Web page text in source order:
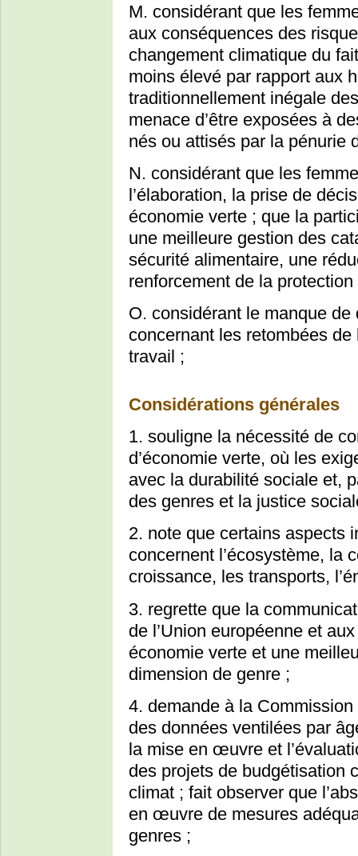
M. considérant que les
aux conséquences des
changement climatique du
moins élevé par rapport aux
traditionnellement inégale
menace d’être exposées à
nés ou attisés par la pénurie
N. considérant que les
l’élaboration, la prise de
économie verte ; que la
une meilleure gestion des
sécurité alimentaire, une
renforcement de la
O. considérant le manque
concernant les retombées
travail ;
Considérations générales
1. souligne la nécessité de
d’économie verte, où les
avec la durabilité sociale et,
des genres et la justice
2. note que certains aspects
concernent l’écosystème, la
croissance, les transports,
3. regrette que la
de l’Union européenne et
économie verte et une
dimension de genre ;
4. demande à la
des données ventilées par
la mise en œuvre et
des projets de budgétisation
climat ; fait observer que
en œuvre de mesures
genres ;